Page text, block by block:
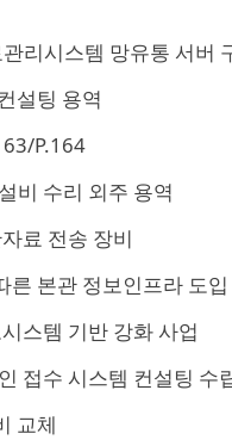
리시스템 망유통 서버
설팅 용역
P.164
비 수리 외주 용역
료 전송 장비
본관 정보인프라 도
스템 기반 강화 사업
접수 시스템 컨설팅 수
교체